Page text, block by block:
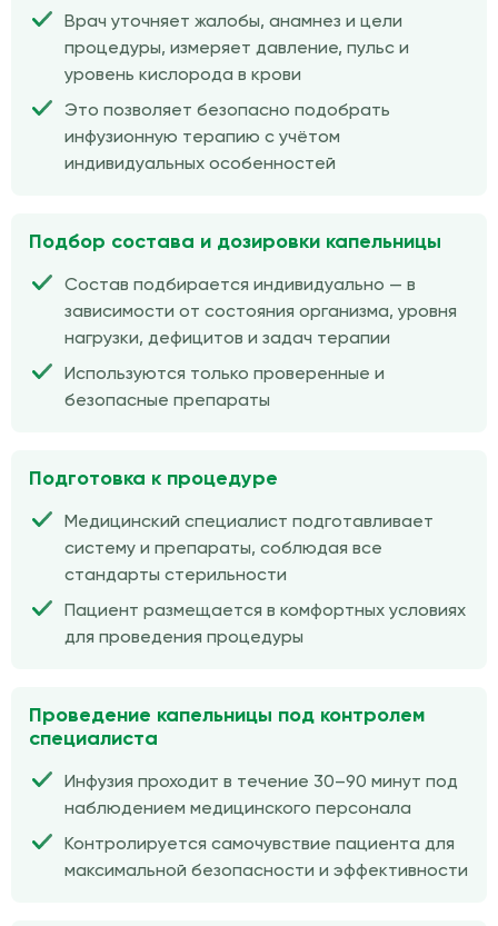
Врач уточняет жалобы, анамнез и цели
процедуры, измеряет давление, пульс и
уровень кислорода в крови
Это позволяет безопасно подобрать
инфузионную терапию с учётом
индивидуальных особенностей
Подбор состава и дозировки капельницы
Состав подбирается индивидуально — в
зависимости от состояния организма, уровня
нагрузки, дефицитов и задач терапии
Используются только проверенные и
безопасные препараты
Подготовка к процедуре
Медицинский специалист подготавливает
систему и препараты, соблюдая все
стандарты стерильности
Пациент размещается в комфортных условиях
для проведения процедуры
Проведение капельницы под контролем
специалиста
Инфузия проходит в течение 30–90 минут под
наблюдением медицинского персонала
Контролируется самочувствие пациента для
максимальной безопасности и эффективности